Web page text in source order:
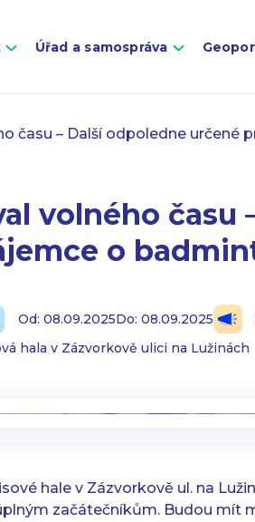
Úřad a samospráva
času – Další odpoledne určené
volného času
o
Od: 08.09.2025Do: 08.09.2025
hala v Zázvorkově ulici na Lužinách
hale v Zázvorkově ul. na
začátečníkům. Budou mít